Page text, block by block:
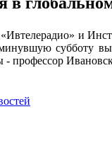
и
субботу
- профессор